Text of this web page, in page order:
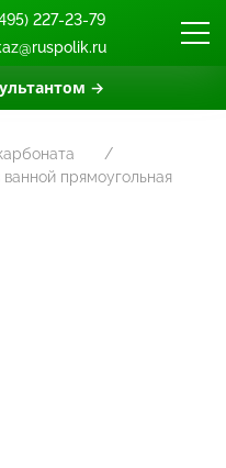
→
227-23-79
прямоугольная